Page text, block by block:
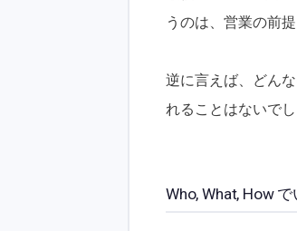
うのは、営業の前
逆に言えば、どん
れることはないでし
Who, What, How で